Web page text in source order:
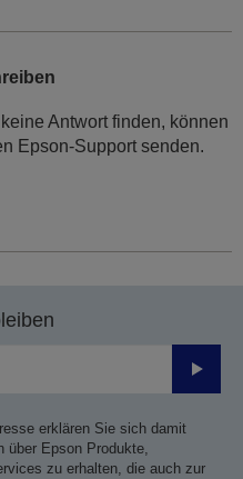
Antwort finden, können
Epson-Support senden.
erklären Sie sich damit
über Epson Produkte,
zu erhalten, die auch zur